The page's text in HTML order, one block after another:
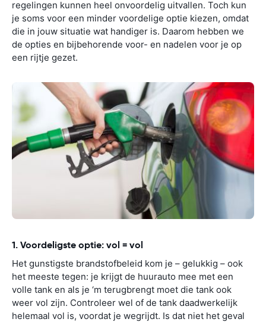
regelingen kunnen heel onvoordelig uitvallen. Toch kun
je soms voor een minder voordelige optie kiezen, omdat
die in jouw situatie wat handiger is. Daarom hebben we
de opties en bijbehorende voor- en nadelen voor je op
een rijtje gezet.
1. Voordeligste optie: vol = vol
Het gunstigste brandstofbeleid kom je – gelukkig – ook
het meeste tegen: je krijgt de huurauto mee met een
volle tank en als je ‘m terugbrengt moet die tank ook
weer vol zijn. Controleer wel of de tank daadwerkelijk
helemaal vol is, voordat je wegrijdt. Is dat niet het geval